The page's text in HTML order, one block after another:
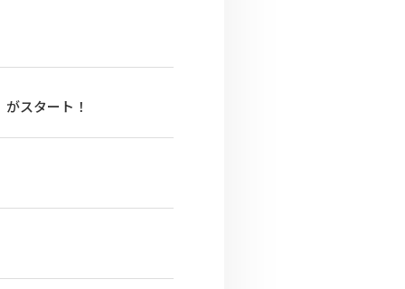
スタート！